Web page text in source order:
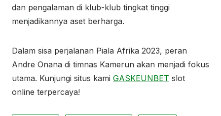
dan pengalaman di klub-klub tingkat tinggi
menjadikannya aset berharga.
Dalam sisa perjalanan Piala Afrika 2023, peran
Andre Onana di timnas Kamerun akan menjadi fokus
utama. Kunjungi situs kami GASKEUNBET slot
online terpercaya!